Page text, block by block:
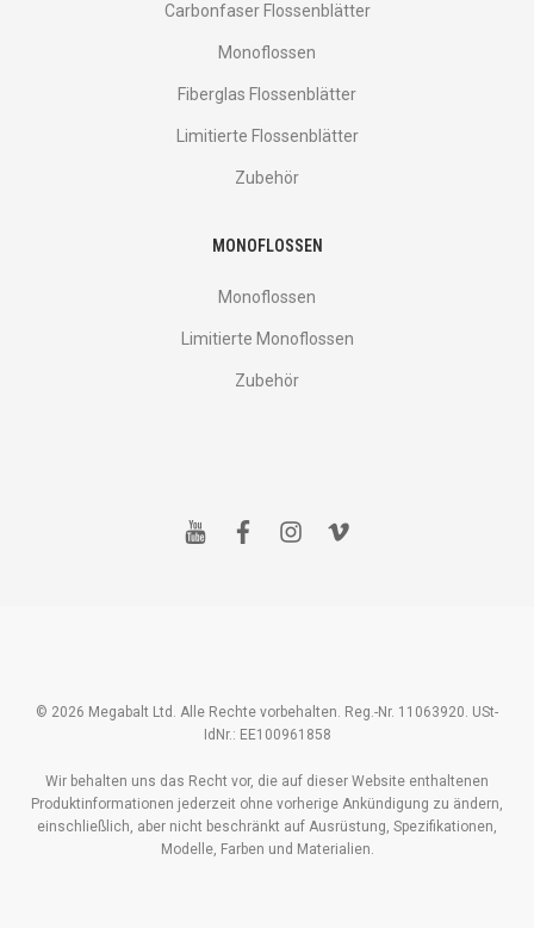
Carbonfaser Flossenblätter
Monoflossen
Fiberglas Flossenblätter
Limitierte Flossenblätter
Zubehör
MONOFLOSSEN
Monoflossen
Limitierte Monoflossen
Zubehör
y f i v
© 2026 Megabalt Ltd. Alle Rechte vorbehalten. Reg.-Nr. 11063920. USt-
IdNr.: EE100961858
Wir behalten uns das Recht vor, die auf dieser Website enthaltenen
Produktinformationen jederzeit ohne vorherige Ankündigung zu ändern,
einschließlich, aber nicht beschränkt auf Ausrüstung, Spezifikationen,
Modelle, Farben und Materialien.